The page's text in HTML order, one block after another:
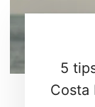
5
Costa